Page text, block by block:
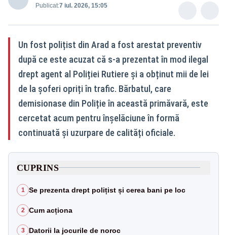
Publicat:7 iul. 2026, 15:05
Un fost polițist din Arad a fost arestat preventiv
după ce este acuzat că s-a prezentat în mod ilegal
drept agent al Poliției Rutiere și a obținut mii de lei
de la șoferi opriți în trafic. Bărbatul, care
demisionase din Poliție în această primăvară, este
cercetat acum pentru înșelăciune în formă
continuată și uzurpare de calități oficiale.
CUPRINS
1 Se prezenta drept polițist și cerea bani pe loc
2 Cum acționa
3 Datorii la jocurile de noroc